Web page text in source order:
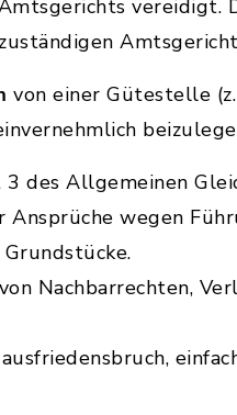
vereidigt.
von einer Gütestelle
des Allgemeinen
wegen
Grundstücke.
Nachbarrechten,